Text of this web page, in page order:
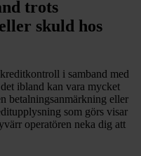
trots
skuld hos
i samband med
ibland kan vara mycket
betalningsanmärkning eller
som görs visar
operatören neka dig att